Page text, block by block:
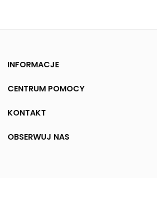
INFORMACJE
CENTRUM POMOCY
KONTAKT
OBSERWUJ NAS